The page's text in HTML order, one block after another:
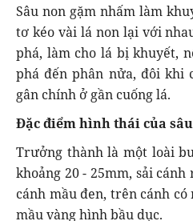
Sâu non gặm nhấm làm
tơ kéo vài lá non lại với
phá, làm cho lá bị khuyết,
phá đến phân nửa, đôi khi
gân chính ở gần cuống lá.
Đặc điểm hình thái của
Trưởng thành là một loài
khoảng 20 - 25mm, sải
cánh mầu đen, trên cánh
mầu vàng hình bầu dục.